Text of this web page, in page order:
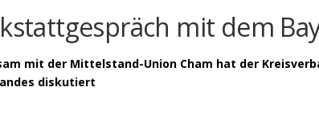
mit dem
mit der Mittelstand-Union Cham hat der
diskutiert